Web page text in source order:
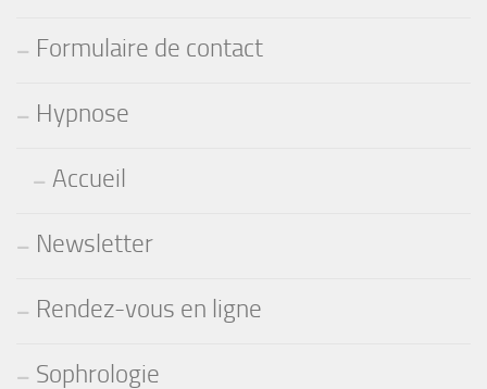
Formulaire de contact
Hypnose
Accueil
Newsletter
Rendez-vous en ligne
Sophrologie